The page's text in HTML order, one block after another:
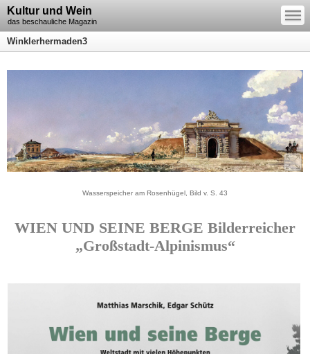
Kultur und Wein
das beschauliche Magazin
—
—
—
Winklerhermaden3
Wasserspeicher am Rosenhügel, Bild v. S. 43
WIEN UND SEINE BERGE Bilderreicher
„Großstadt-Alpinismus“